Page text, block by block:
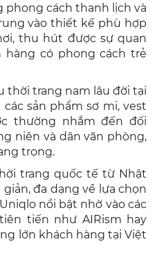
phong cách thanh lịch và
vào thiết kế phù hợp
thu hút được sự quan
có phong cách trẻ
thời trang nam lâu đời tại
sản phẩm sơ mi, vest
thường nhắm đến đối
niên và dân văn phòng,
trọng.
trang quốc tế từ Nhật
đa dạng về lựa chọn
nổi bật nhờ vào các
tiến như AIRism hay
lớn khách hàng tại Việt